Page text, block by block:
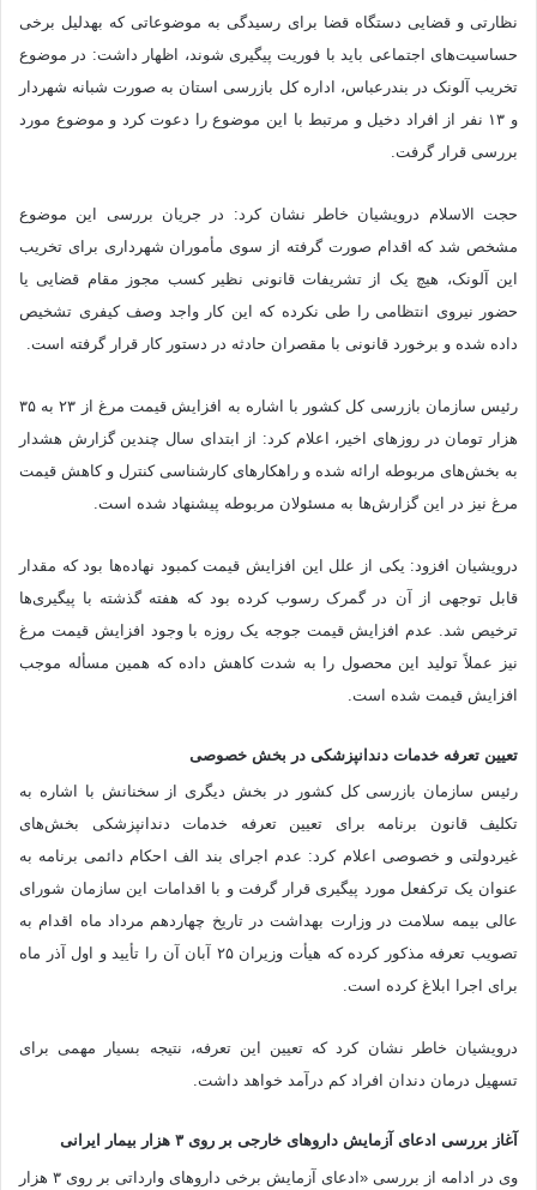
نظارتی و قضایی دستگاه قضا برای رسیدگی به موضوعاتی که به‎دلیل برخی
حساسیت‌های اجتماعی باید با فوریت پیگیری شوند، اظهار داشت: در موضوع
تخریب آلونک در بندرعباس، اداره کل بازرسی استان به صورت شبانه شهردار
و ۱۳ نفر از افراد دخیل و مرتبط با این موضوع را دعوت کرد و موضوع مورد
بررسی قرار گرفت.
حجت الاسلام درویشیان خاطر نشان کرد: در جریان بررسی این موضوع
مشخص شد که اقدام صورت گرفته از سوی مأموران شهرداری برای تخریب
این آلونک، هیچ یک از تشریفات قانونی نظیر کسب مجوز مقام قضایی یا
حضور نیروی انتظامی را طی نکرده که این کار واجد وصف کیفری تشخیص
داده شده و برخورد قانونی با مقصران حادثه در دستور کار قرار گرفته است.
رئیس سازمان بازرسی کل کشور با اشاره به افزایش قیمت مرغ از ۲۳ به ۳۵
هزار تومان در روز‌های اخیر، اعلام کرد: از ابتدای سال چندین گزارش هشدار
به بخش‌های مربوطه ارائه شده و راهکار‌های کارشناسی کنترل و کاهش قیمت
مرغ نیز در این گزارش‌ها به مسئولان مربوطه پیشنهاد شده است.
درویشیان افزود: یکی از علل این افزایش قیمت کمبود نهاده‌ها بود که مقدار
قابل توجهی از آن در گمرک رسوب کرده بود که هفته گذشته با پیگیری‌ها
ترخیص شد. عدم افزایش قیمت جوجه یک روزه با وجود افزایش قیمت مرغ
نیز عملاً تولید این محصول را به شدت کاهش داده که همین مسأله موجب
افزایش قیمت شده است.
تعیین تعرفه خدمات دندانپزشکی در بخش خصوصی
رئیس سازمان بازرسی کل کشور در بخش دیگری از سخنانش با اشاره به
تکلیف قانون برنامه برای تعیین تعرفه خدمات دندانپزشکی بخش‌های
غیردولتی و خصوصی اعلام کرد: عدم اجرای بند الف احکام دائمی برنامه به
عنوان یک ترک‎فعل مورد پیگیری قرار گرفت و با اقدامات این سازمان شورای
عالی بیمه سلامت در وزارت بهداشت در تاریخ چهاردهم مرداد ماه اقدام به
تصویب تعرفه مذکور کرده که هیأت وزیران ۲۵ آبان آن را تأیید و اول آذر ماه
برای اجرا ابلاغ کرده است.
درویشیان خاطر نشان کرد که تعیین این تعرفه، نتیجه بسیار مهمی برای
تسهیل درمان دندان افراد کم درآمد خواهد داشت.
آغاز بررسی ادعای آزمایش دارو‌های خارجی بر روی ۳ هزار بیمار ایرانی
وی در ادامه از بررسی «ادعای آزمایش برخی دارو‌های وارداتی بر روی ۳ هزار